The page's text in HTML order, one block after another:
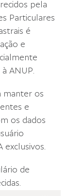
pela
Particulares
é
e
ANUP.
manter os
e
os dados
exclusivos.
de